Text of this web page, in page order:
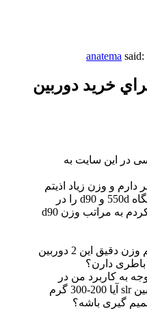
anatema said:
خريد دوربين
در این سایت به
دارم و وزن زیاد اذیتم
میکنه ، وقتی در فروشگاه 550d و d90 را در
دست گرفتم احساس کردم به مراتب وزن d90
از دوستان سوال داشتم وزن دقیق این 2 دوربین
باطری دارن؟
به کاربرد من در
مسافرت برای یک دوربین slr آیا 200-300 گرم
گیری باشه؟